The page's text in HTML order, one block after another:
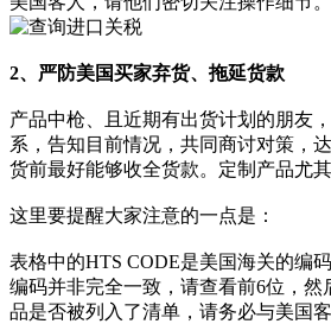
2、严防美国买家弃货、拖延货款
产品中枪、且近期有出货计划的朋友
系，告知目前情况，共同商讨对策，
货前最好能够收全货款。定制产品尤
这里要提醒大家注意的一点是：
表格中的HTS CODE是美国海关的编
编码并非完全一致，请查看前6位，然
品是否被列入了清单，请务必与美国